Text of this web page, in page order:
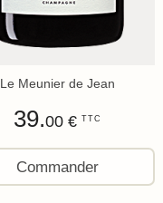
Le Meunier de Jean
39.00 €TTC
Commander